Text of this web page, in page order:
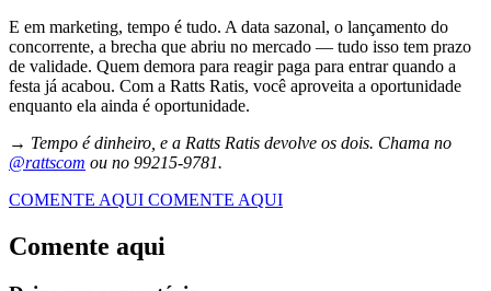
E em marketing, tempo é tudo. A data sazonal, o lançamento do
concorrente, a brecha que abriu no mercado — tudo isso tem prazo
de validade. Quem demora para reagir paga para entrar quando a
festa já acabou. Com a Ratts Ratis, você aproveita a oportunidade
enquanto ela ainda é oportunidade.
→ Tempo é dinheiro, e a Ratts Ratis devolve os dois. Chama no
@rattscom ou no 99215-9781.
COMENTE AQUI COMENTE AQUI
Comente aqui